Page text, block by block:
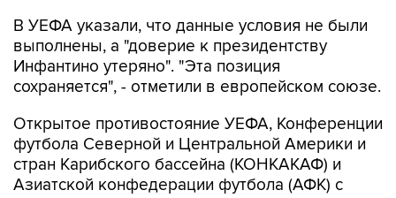
В УЕФА указали, что данные условия не были
выполнены, а "доверие к президентству
Инфантино утеряно". "Эта позиция
сохраняется", - отметили в европейском союзе.
Открытое противостояние УЕФА, Конференции
футбола Северной и Центральной Америки и
стран Карибского бассейна (КОНКАКАФ) и
Азиатской конфедерации футбола (АФК) с